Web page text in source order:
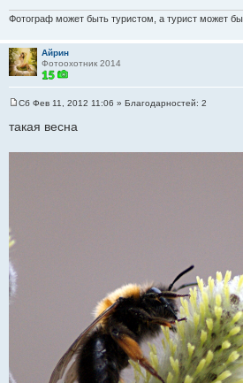
и
Фотограф может быть туристом, а турист может
Айрин
Фотоохотник 2014
о
щ
Сб Фев 11, 2012 11:06 » Благодарностей: 2
такая весна